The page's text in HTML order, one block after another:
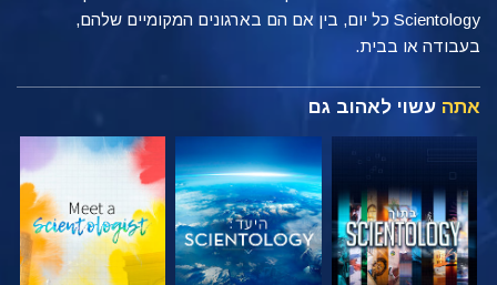
Scientology כל יום, בין אם הם בארגונים המקומיים שלהם,
בעבודה או בבית.
אתה עשוי לאהוב גם